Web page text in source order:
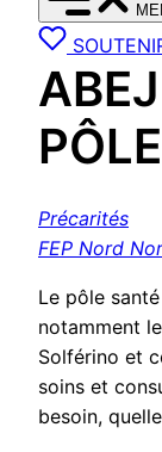
Précarités
FEP Nord
Le pôle
notamment
Solférino et
soins et
besoin,